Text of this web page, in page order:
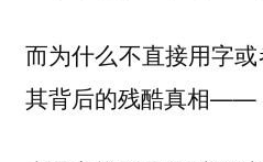
而为什么不直接用字
其背后的残酷真相——